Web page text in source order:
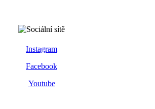
Instagram
Facebook
Youtube